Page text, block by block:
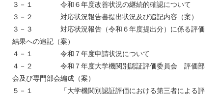
３－１ 令和６年度改善状況の継続的確認について
３－２ 対応状況報告書提出状況及び追記内容（案）
３－３ 対応状況報告（令和６年度提出分）に係る評価
結果への追記（案）
４－１ 令和７年度申請状況について
４－２ 令和７年度大学機関別認証評価委員会 評価部
会及び専門部会編成（案）
５－１ 「大学機関別認証評価における第三者による評